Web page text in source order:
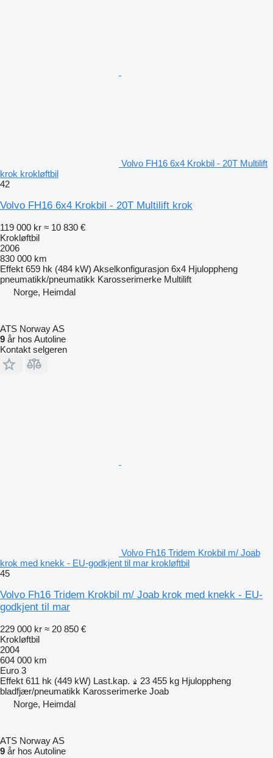
Volvo FH16 6x4 Krokbil - 20T Multilift
krok krokløftbil
42
Volvo FH16 6x4 Krokbil - 20T Multilift krok
119 000 kr ≈ 10 830 €
Krokløftbil
2006
830 000 km
Effekt 659 hk (484 kW) Akselkonfigurasjon 6x4 Hjuloppheng
pneumatikk/pneumatikk Karosserimerke Multilift
Norge, Heimdal
ATS Norway AS
9 år hos Autoline
Kontakt selgeren
Volvo Fh16 Tridem Krokbil m/ Joab
krok med knekk - EU-godkjent til mar krokløftbil
45
Volvo Fh16 Tridem Krokbil m/ Joab krok med knekk - EU-
godkjent til mar
229 000 kr ≈ 20 850 €
Krokløftbil
2004
604 000 km
Euro 3
Effekt 611 hk (449 kW) Last.kap. 23 455 kg Hjuloppheng
bladfjær/pneumatikk Karosserimerke Joab
Norge, Heimdal
ATS Norway AS
9 år hos Autoline